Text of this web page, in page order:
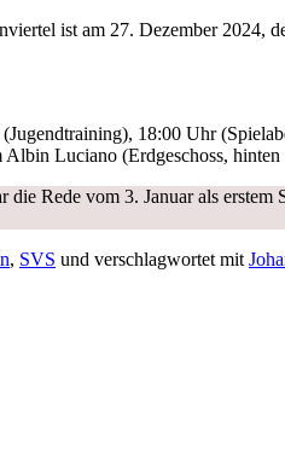
ist am 27. Dezember 2024,
18:00 Uhr
Albin Luciano (Erdgeschoss,
die Rede vom 3. Januar als
, SVS und verschlagwortet mit